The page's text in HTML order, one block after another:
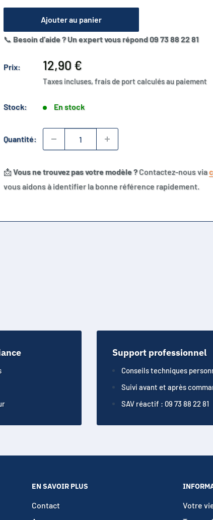
Ajouter au panier
📞 Besoin d’aide ? Un expert vous répond 09 73 88 22 81
Prix:
Prix
réduit
12,90 €
Taxes incluses, frais de port calculés au paiement
Stock: En stock
Quantité:
📩Vous ne trouvez pas votre modèle ?Contactez-nous via
vous aidons à identifier la bonne référence rapidement.
Support professionnel
Conseils techniques
Suivi avant et après
SAV réactif : 09 73 88 22 81
EN SAVOIR PLUS
Contact
Votre